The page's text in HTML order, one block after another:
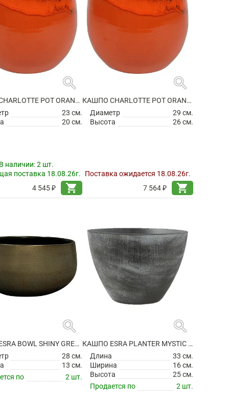
search
КАШПО CHARLOTTE POT ORANGE
23 см.
20 см.
наличии:2 шт.
поставка 18.08.26г.
4 545 ₽
shopping_cart
search
КАШПО CHARLOTTE POT ORANGE
Диаметр
29 см.
Высота
26 см.
Поставка ожидается 18.08.26г.
7 564 ₽
shopping_cart
search
КАШПО ESRA BOWL SHINY GREEN
28 см.
13 см.
по
2 шт.
search
КАШПО ESRA PLANTER MYSTIC GREY
Длина
33 см.
Ширина
16 см.
Высота
25 см.
Продается по
2 шт.